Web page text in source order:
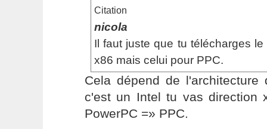
Citation
nicola
Il faut juste que tu télécharges
x86 mais celui pour PPC.
Cela dépend de l'architecture
c'est un Intel tu vas direction
PowerPC =» PPC.